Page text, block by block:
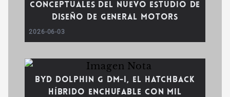
conceptuales del nuevo estudio de
diseño de General Motors
2026-06-03
BYD Dolphin G DM-i, el hatchback
híbrido enchufable con mil